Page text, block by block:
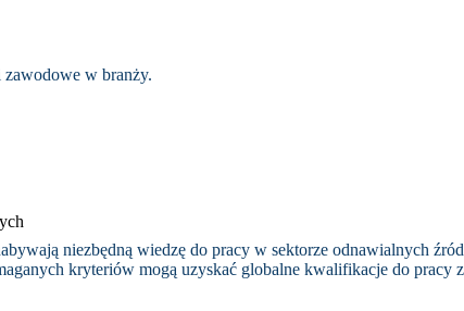
w branży.
niezbędną wiedzę do pracy w sektorze odnawialnych
kryteriów mogą uzyskać globalne kwalifikacje do pracy